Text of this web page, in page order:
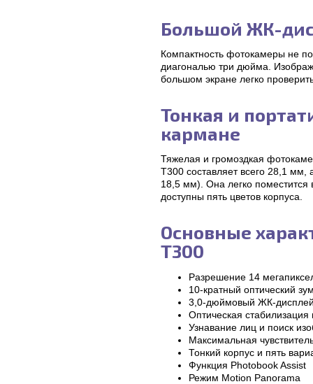
Большой ЖК-
Компактность фотокамеры не
диагональю три дюйма.
большом экране легко
Тонкая и
кармане
Тяжелая и громоздкая
T300 составляет всего 28,1
18,5 мм). Она легко поместится
доступны пять цветов корпуса.
Основные
T300
Разрешение 14
10-кратный оптический
3,0-дюймовый ЖК-
Оптическая
Узнавание лиц и поиск
Максимальная
Тонкий корпус и пять
Функция Photobook Assist
Режим Motion Panorama